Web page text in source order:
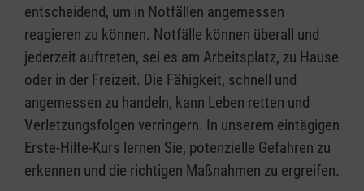
entscheidend, um in Notfällen angemessen
reagieren zu können. Notfälle können überall und
jederzeit auftreten, sei es am Arbeitsplatz, zu Hause
oder in der Freizeit. Die Fähigkeit, schnell und
angemessen zu handeln, kann Leben retten und
Verletzungsfolgen verringern. In unserem eintägigen
Erste-Hilfe-Kurs lernen Sie, potenzielle Gefahren zu
erkennen und die richtigen Maßnahmen zu ergreifen.